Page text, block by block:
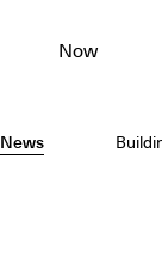
Now
News